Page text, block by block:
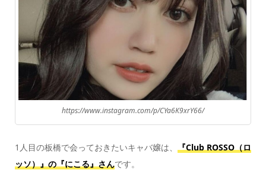
https://www.instagram.com/p/CYa6K9xrY66/
1人目の板橋で会っておきたいキャバ嬢は、 『Club ROSSO（ロ
ッソ）』の『にこる』さんです。